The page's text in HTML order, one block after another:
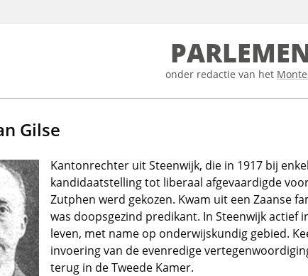
onder redactie van het
Gilse
Kantonrechter uit Steenwijk, die in 1917 bij
kandidaatstelling tot liberaal afgevaardigde
Zutphen werd gekozen. Kwam uit een Zaanse
was doopsgezind predikant. In Steenwijk actief
leven, met name op onderwijskundig gebied.
invoering van de evenredige
terug in de Tweede Kamer.